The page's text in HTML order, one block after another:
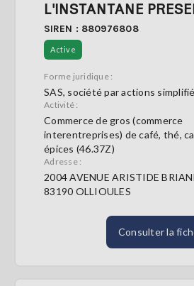
L'INSTANTANE
SIREN : 880976808
Active
Forme juridique :
SAS, société par actions
Activité :
Commerce de gros (commerce
interentreprises) de café, thé,
épices (46.37Z)
Adresse :
2004 AVENUE ARISTIDE
83190 OLLIOULES
Consulter la